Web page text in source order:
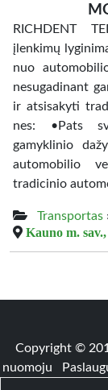
RICHDENT
įlenkimų
nuo
nesugadinant
ir atsisakyti
nes: •Pats
gamyklinio
automobilio
tradicinio
Transportas
Kauno m. sav.,
Copyright ©
nuomoju